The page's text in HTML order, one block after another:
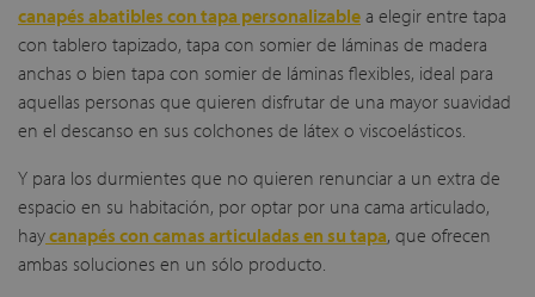
canapés abatibles con tapa personalizable a elegir entre tapa
con tablero tapizado, tapa con somier de láminas de madera
anchas o bien tapa con somier de láminas flexibles, ideal para
aquellas personas que quieren disfrutar de una mayor suavidad
en el descanso en sus colchones de látex o viscoelásticos.
Y para los durmientes que no quieren renunciar a un extra de
espacio en su habitación, por optar por una cama articulado,
haycanapés con camas articuladas en su tapa, que ofrecen
ambas soluciones en un sólo producto.